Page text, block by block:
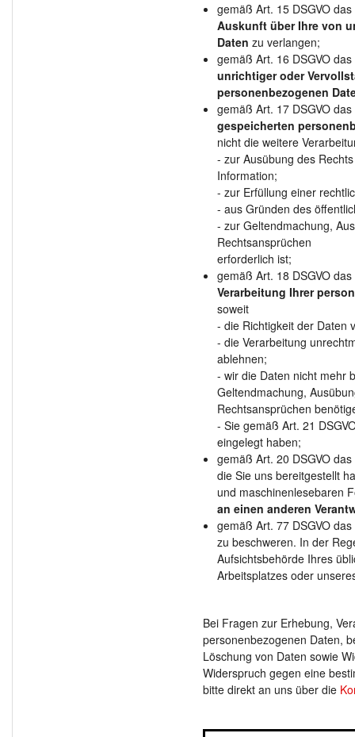
gemäß Art. 15 DSGVO
Auskunft über Ihre von
Daten zu verlangen;
gemäß Art. 16 DSGVO
unrichtiger oder
personenbezogenen
gemäß Art. 17 DSGVO
gespeicherten
nicht die weitere
- zur Ausübung des
Information;
- zur Erfüllung einer
- aus Gründen des
- zur Geltendmachung,
Rechtsansprüchen
erforderlich ist;
gemäß Art. 18 DSGVO
Verarbeitung Ihrer
soweit
- die Richtigkeit der Daten
- die Verarbeitung
ablehnen;
- wir die Daten nicht mehr
Geltendmachung,
Rechtsansprüchen
- Sie gemäß Art. 21
eingelegt haben;
gemäß Art. 20 DSGVO
die Sie uns bereitgestellt
und maschinenlesebaren
an einen anderen
gemäß Art. 77 DSGVO
zu beschweren. In der
Aufsichtsbehörde Ihres
Arbeitsplatzes oder
Bei Fragen zur Erhebung,
personenbezogenen Daten,
Löschung von Daten sowie
Widerspruch gegen eine
bitte direkt an uns über die